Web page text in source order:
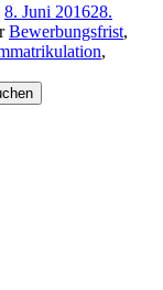
8. Juni 201628.
Bewerbungsfrist,
,